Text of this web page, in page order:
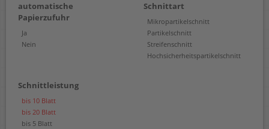
automatische
Papierzufuhr
Ja
Nein
Schnittart
Mikropartikelschnitt
Partikelschnitt
Streifenschnitt
Hochsicherheitspartikelschnitt
Schnittleistung
bis 10 Blatt
bis 20 Blatt
bis 5 Blatt